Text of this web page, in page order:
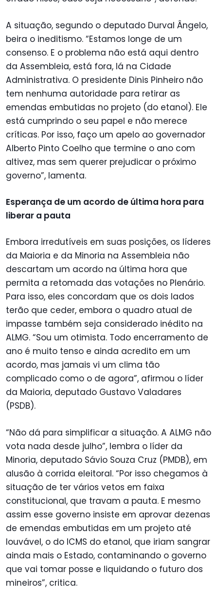
A situação, segundo o deputado Durval Ângelo,
beira o ineditismo. “Estamos longe de um
consenso. E o problema não está aqui dentro
da Assembleia, está fora, lá na Cidade
Administrativa. O presidente Dinis Pinheiro não
tem nenhuma autoridade para retirar as
emendas embutidas no projeto (do etanol). Ele
está cumprindo o seu papel e não merece
críticas. Por isso, faço um apelo ao governador
Alberto Pinto Coelho que termine o ano com
altivez, mas sem querer prejudicar o próximo
governo”, lamenta.
Esperança de um acordo de última hora para
liberar a pauta
Embora irredutíveis em suas posições, os líderes
da Maioria e da Minoria na Assembleia não
descartam um acordo na última hora que
permita a retomada das votações no Plenário.
Para isso, eles concordam que os dois lados
terão que ceder, embora o quadro atual de
impasse também seja considerado inédito na
ALMG. “Sou um otimista. Todo encerramento de
ano é muito tenso e ainda acredito em um
acordo, mas jamais vi um clima tão
complicado como o de agora”, afirmou o líder
da Maioria, deputado Gustavo Valadares
(PSDB).
“Não dá para simplificar a situação. A ALMG não
vota nada desde julho”, lembra o líder da
Minoria, deputado Sávio Souza Cruz (PMDB), em
alusão à corrida eleitoral. “Por isso chegamos à
situação de ter vários vetos em faixa
constitucional, que travam a pauta. E mesmo
assim esse governo insiste em aprovar dezenas
de emendas embutidas em um projeto até
louvável, o do ICMS do etanol, que iriam sangrar
ainda mais o Estado, contaminando o governo
que vai tomar posse e liquidando o futuro dos
mineiros”, critica.